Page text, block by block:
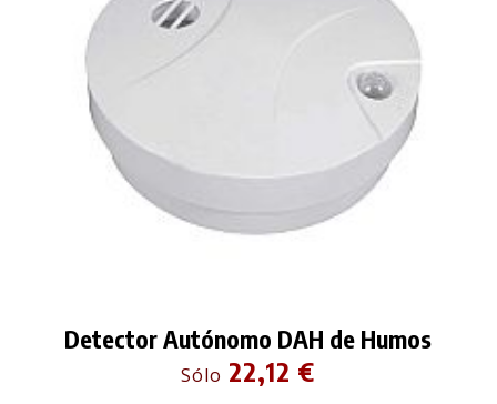
Detector Autónomo DAH de Humos
Sólo 22,12 €